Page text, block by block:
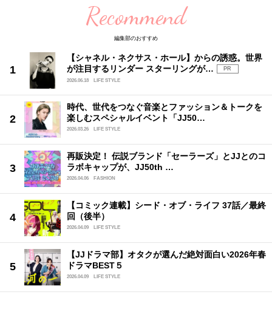
Recommend
編集部のおすすめ
【シャネル・ネクサス・ホール】からの誘惑。世界
が注目するリンダー スターリングが…
PR
2026.06.18
LIFE STYLE
時代、世代をつなぐ音楽とファッション＆トークを
楽しむスペシャルイベント「JJ50…
2026.03.26 LIFE STYLE
再販決定！ 伝説ブランド「セーラーズ」とJJとのコ
ラボキャップが、JJ50th …
2026.04.06 FASHION
【コミック連載】シード・オブ・ライフ 37話／最終
回（後半）
2026.04.09 LIFE STYLE
【JJドラマ部】オタクが選んだ絶対面白い2026年春
ドラマBEST５
2026.04.09 LIFE STYLE